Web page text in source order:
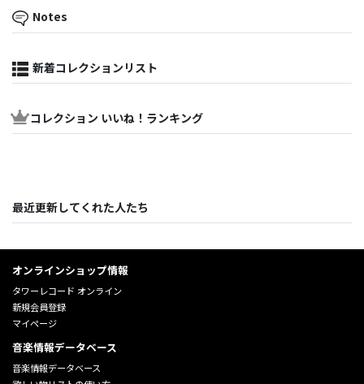
Notes
新着コレクションリスト
コレクション いいね！ランキング
最近更新してくれた人たち
オンラインショップ情報
タワーレコード オンライン
新規会員登録
マイページ
音楽情報データベース
音楽情報データベース